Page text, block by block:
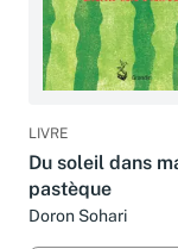
LIVRE
Du soleil dans
pastèque
Doron Sohari